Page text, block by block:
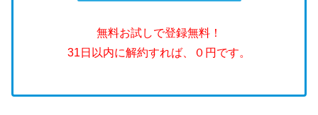
無料お試しで登録無料！
31日以内に解約すれば、０円です。